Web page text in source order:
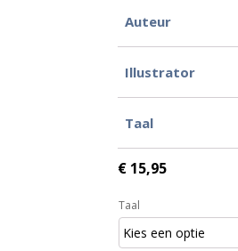
Auteur
Illustrator
Taal
€ 15,95
Taal